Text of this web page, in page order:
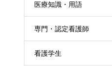
医療知識・用語
専門・認定看護師
看護学生